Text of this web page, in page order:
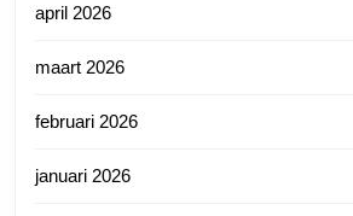
april 2026
maart 2026
februari 2026
januari 2026